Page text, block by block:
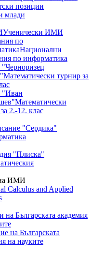
позиции
млади
Ученически ИМИ
по
Национални
по информатика
Математически турнир за
"Иван
Математически
2.-12. клас
"Сердика"
"Плиска"
на ИМИ
Calculus and Applied
на Българската академия
на Българската
на науките